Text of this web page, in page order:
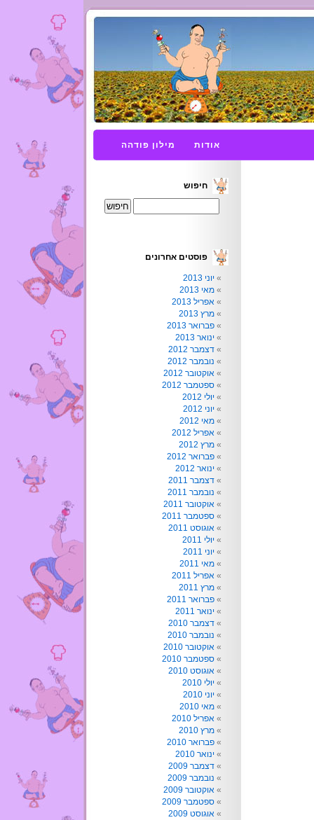
אודות מילון פודהה
חיפוש
פוסטים אחרונים
יוני 2013
מאי 2013
אפריל 2013
מרץ 2013
פברואר 2013
ינואר 2013
דצמבר 2012
נובמבר 2012
אוקטובר 2012
ספטמבר 2012
יולי 2012
יוני 2012
מאי 2012
אפריל 2012
מרץ 2012
פברואר 2012
ינואר 2012
דצמבר 2011
נובמבר 2011
אוקטובר 2011
ספטמבר 2011
אוגוסט 2011
יולי 2011
יוני 2011
מאי 2011
אפריל 2011
מרץ 2011
פברואר 2011
ינואר 2011
דצמבר 2010
נובמבר 2010
אוקטובר 2010
ספטמבר 2010
אוגוסט 2010
יולי 2010
יוני 2010
מאי 2010
אפריל 2010
מרץ 2010
פברואר 2010
ינואר 2010
דצמבר 2009
נובמבר 2009
אוקטובר 2009
ספטמבר 2009
אוגוסט 2009